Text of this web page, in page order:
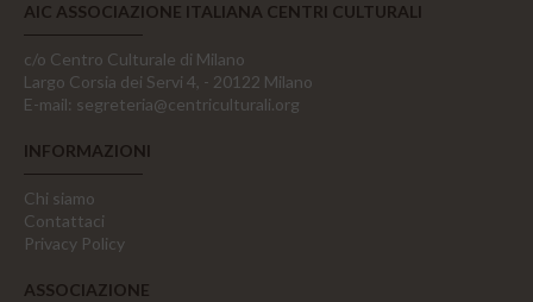
AIC ASSOCIAZIONE ITALIANA CENTRI CULTURALI
c/o Centro Culturale di Milano
Largo Corsia dei Servi 4, - 20122 Milano
E-mail: segreteria@centriculturali.org
INFORMAZIONI
Chi siamo
Contattaci
Privacy Policy
ASSOCIAZIONE